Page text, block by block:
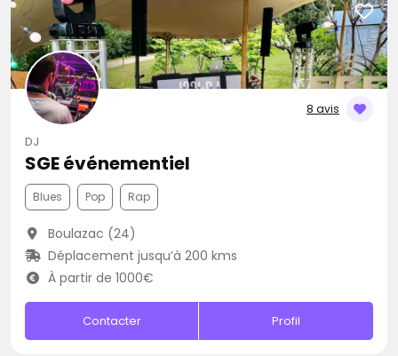
8 avis
DJ
SGE événementiel
Blues Pop Rap
Boulazac (24)
Déplacement jusqu’à 200 kms
À partir de 1000€
Contacter Profil